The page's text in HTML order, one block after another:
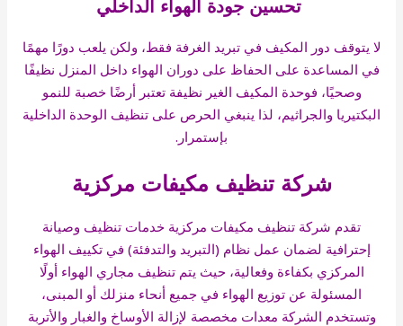
تحسين جودة الهواء الداخلي
لا يتوقف دور المكيف في تبريد الغرفة فقط، ولكن يلعب دورًا مهمًا
في المساعدة على الحفاظ على دوران الهواء داخل المنزل نظيفًا
وصحيًا، فوحدة المكيف الغير نظيفة تعتبر أرضًا خصبة للنمو
البكتيريا والجراثيم، لذا ينبغي الحرص على تنظيف الوحدة الداخلية
بإستمرار.
شركة تنظيف مكيفات مركزية
تقدم شركة تنظيف مكيفات مركزية خدمات تنظيف وصيانة
إحترافية لضمان عمل نظام (التبريد والتدفئة) في تكييف الهواء
المركزي بكفاءة وفعالية، حيث يتم تنظيف مجاري الهواء أولًا
المسئولة عن توزيع الهواء في جميع أنحاء منزلك أو المبنى،
وتستخدم الشركة معدات مخصصة لإزالة الأوساخ والغبار والأتربة